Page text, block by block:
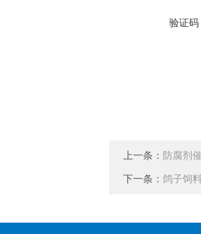
验证码
上一条： 防腐剂
下一条： 鸽子饲